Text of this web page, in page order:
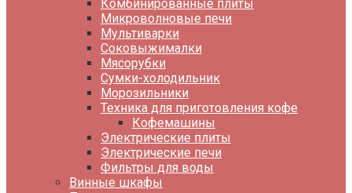
Комбинированные плиты
Микроволновые печи
Мультиварки
Соковыжималки
Мясорубки
Сумки-холодильник
Морозильники
Техника для приготовления кофе
Кофемашины
Электрические плиты
Электрические печи
Фильтры для воды
Винные шкафы